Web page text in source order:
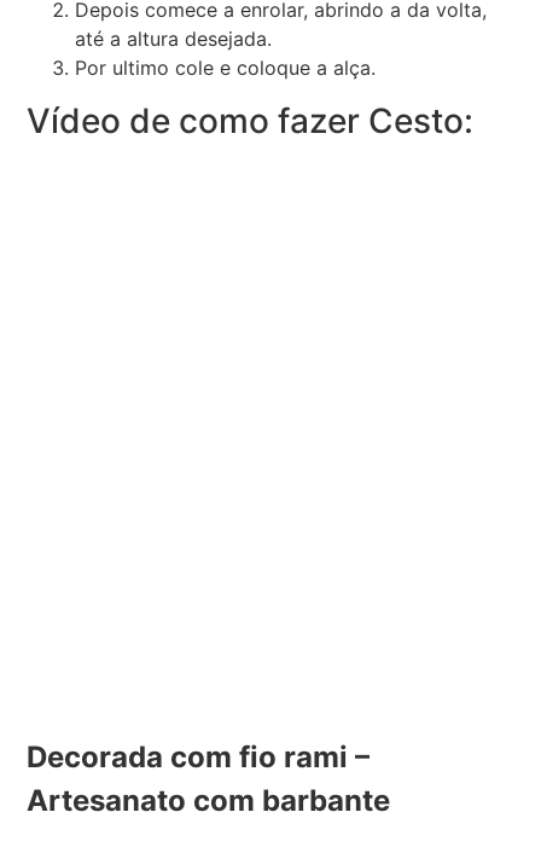
Depois comece a enrolar, abrindo a da volta,
até a altura desejada.
Por ultimo cole e coloque a alça.
Vídeo de como fazer Cesto:
Decorada com fio rami –
Artesanato com barbante